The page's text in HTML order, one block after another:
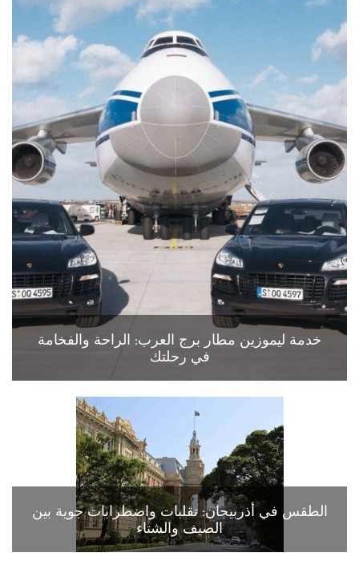
خدمة ليموزين مطار برج العرب: الراحة والفخامة
في رحلتك
الطقس في أذربيجان: تقلبات واضطرابات جوية بين
الصيف والشتاء